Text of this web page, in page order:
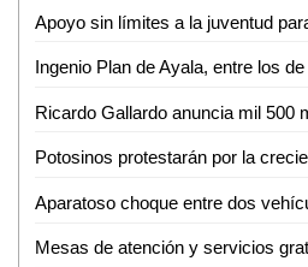
Apoyo sin límites a la juventud